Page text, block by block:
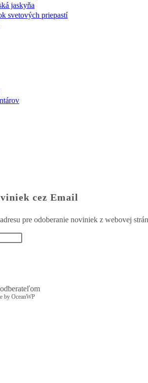
jaskyňa
svetových priepastí
cez Email
pre odoberanie noviniek z webovej
by OceanWP